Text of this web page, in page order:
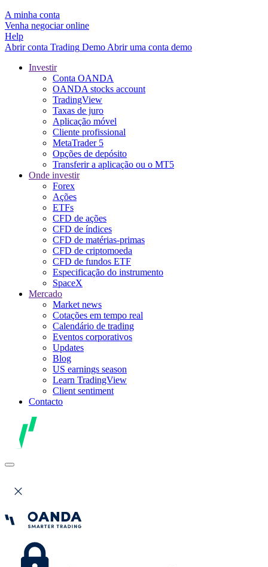
A minha conta
Venha negociar online
Help
Abrir conta Trading Demo Abrir uma conta demo
Investir
Conta OANDA
OANDA stocks account
TradingView
Taxas de juro
Aplicação móvel
Cliente profissional
MetaTrader 5
Opções de depósito
Transferir a aplicação ou o MT5
Onde investir
Forex
Ações
ETFs
CFD de ações
CFD de índices
CFD de matérias-primas
CFD de criptomoeda
CFD de fundos ETF
Especificação do instrumento
SpaceX
Mercado
Market news
Cotações em tempo real
Calendário de trading
Eventos corporativos
Updates
Blog
US earnings season
Learn TradingView
Client sentiment
Contacto